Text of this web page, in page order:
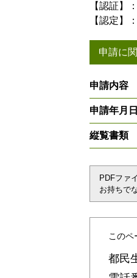
【認証
【認定】
申請に
申請内容
申請年月日
縦覧書類
PDFファ
お持ちで
このペ
都民